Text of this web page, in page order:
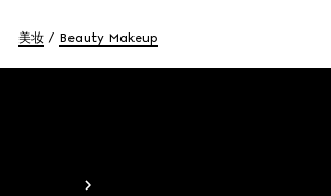
美妆 Beauty Makeup